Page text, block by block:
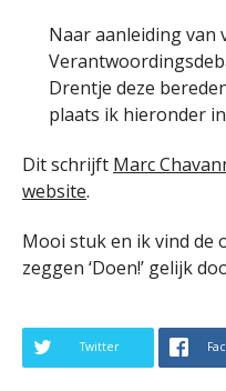
Naar aanleiding
Drentje deze
plaats ik hieronder in
Dit schrijft Marc
website.
Mooi stuk en ik vind de
zeggen ‘Doen!’ gelijk
Twitter